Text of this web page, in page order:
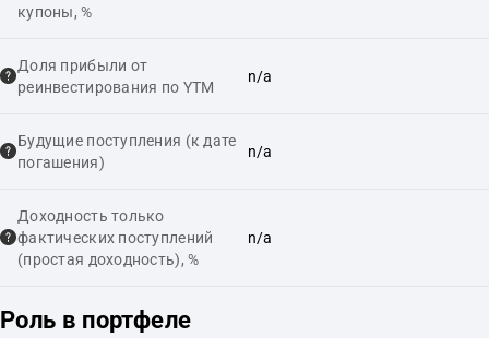
купоны, %
Доля прибыли от
реинвестирования по YTM
n/a
Будущие поступления (к дате
погашения)
n/a
Доходность только
фактических поступлений
(простая доходность), %
n/a
Роль в портфеле